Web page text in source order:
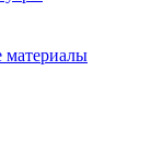
материалы